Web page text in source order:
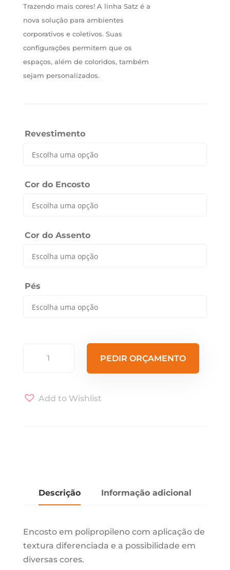
Trazendo mais cores! A linha Satz é a
nova solução para ambientes
corporativos e coletivos. Suas
configurações permitem que os
espaços, além de coloridos, também
sejam personalizados.
Revestimento
Cor do Encosto
Cor do Assento
Pés
PEDIR ORÇAMENTO
Add to Wishlist
Descrição Informação adicional
Encosto em polipropileno com aplicação de
textura diferenciada e a possibilidade em
diversas cores.